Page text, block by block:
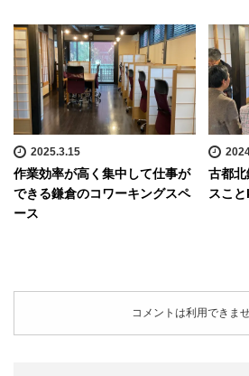
2025.3.15
作業効率が高く集中して仕事が
できる鎌倉のコワーキングスペ
ース
古都
スこ
コメントは利用できませ